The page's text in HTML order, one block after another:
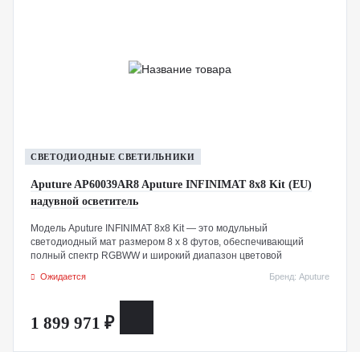
СВЕТОДИОДНЫЕ СВЕТИЛЬНИКИ
Aputure AP60039AR8 Aputure INFINIMAT 8x8 Kit (EU)
надувной осветитель
Модель Aputure INFINIMAT 8x8 Kit — это модульный
светодиодный мат размером 8 x 8 футов, обеспечивающий
полный спектр RGBWW и широкий диапазон цветовой
мощностью 1600 Вт, который можно питать от сети переменного
Ожидается Бренд: Aputure
1 899 971 ₽